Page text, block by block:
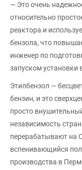
— Это очень
относительно
реактора и
бензола, что
инженер по
запуском установки
Этилбензол —
бензин, и это
просто
независимость
перерабатывают на
вспенивающийся
производства в